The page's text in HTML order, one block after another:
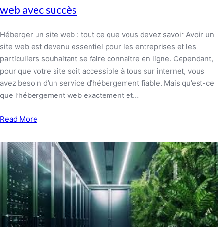
web avec succès
Héberger un site web : tout ce que vous devez savoir Avoir un
site web est devenu essentiel pour les entreprises et les
particuliers souhaitant se faire connaître en ligne. Cependant,
pour que votre site soit accessible à tous sur internet, vous
avez besoin d’un service d’hébergement fiable. Mais qu’est-ce
que l’hébergement web exactement et…
Read More